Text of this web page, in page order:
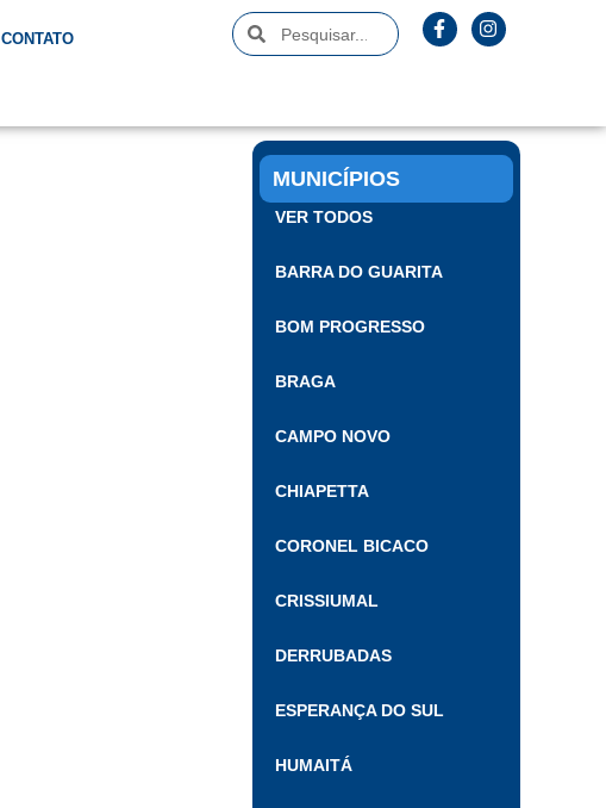
CONTATO
MUNICÍPIOS
VER TODOS
BARRA DO GUARITA
BOM PROGRESSO
BRAGA
CAMPO NOVO
CHIAPETTA
CORONEL BICACO
CRISSIUMAL
DERRUBADAS
ESPERANÇA DO SUL
HUMAITÁ